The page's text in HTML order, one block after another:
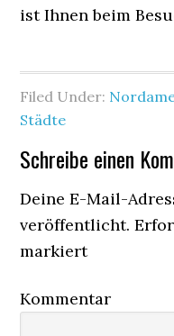
ist Ihnen beim
Filed Under:
Städte
Schreibe einen
Deine E-Mail-
veröffentlicht.
markiert
Kommentar